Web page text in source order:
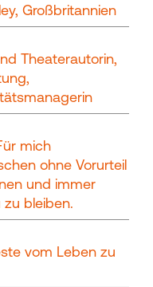
Großbritannien
Theaterautorin,
mich
ohne Vorurteil
und immer
bleiben.
vom Leben zu